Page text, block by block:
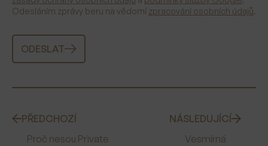
Odesláním zprávy beru na vědomí zpracování osobních údajů.
ODESLAT
PŘEDCHOZÍ
Proč nesou Private
NÁSLEDUJÍCÍ
Vesmírná